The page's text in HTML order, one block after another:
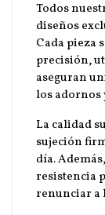
Todos
diseños
Cada pieza
precisión,
aseguran
los adornos
La calidad
sujeción
día.
resistencia
renunciar a